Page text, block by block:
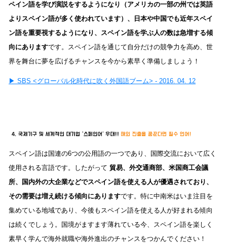
ペイン語を学び演説をするようになり（アメリカの一部の州では英語
よりスペイン語が多く使われています）、日本や中国でも近年スペイ
ン語を重要視するようになり、スペイン語を学ぶ人の数は急増する傾
向にありますです。スペイン語を通じて自分だけの競争力を高め、世
界を舞台に夢を広げるチャンスを今から素早く準備しましょう！
▶︎ SBS <グローバル化時代に吹く外国語ブーム> - 2016. 04. 12
スペイン語は国連の6つの公用語の一つであり、国際交流において広く
使用される言語です。したがって 貿易、外交通商部、米国商工会議
所、国内外の大企業などでスペイン語を使える人が優遇されており、
その需要は増え続ける傾向にありますです。特に中南米はいま注目を
集めている地域であり、今後もスペイン語を使える人が好まれる傾向
は続くでしょう。国境がますます薄れている今、スペイン語を楽しく
素早く学んで海外就職や海外進出のチャンスをつかんでください！